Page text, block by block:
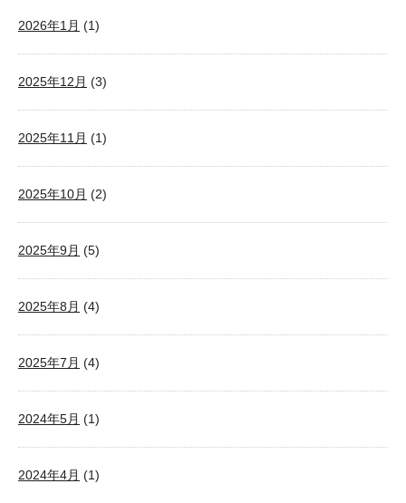
2026年1月 (1)
2025年12月 (3)
2025年11月 (1)
2025年10月 (2)
2025年9月 (5)
2025年8月 (4)
2025年7月 (4)
2024年5月 (1)
2024年4月 (1)